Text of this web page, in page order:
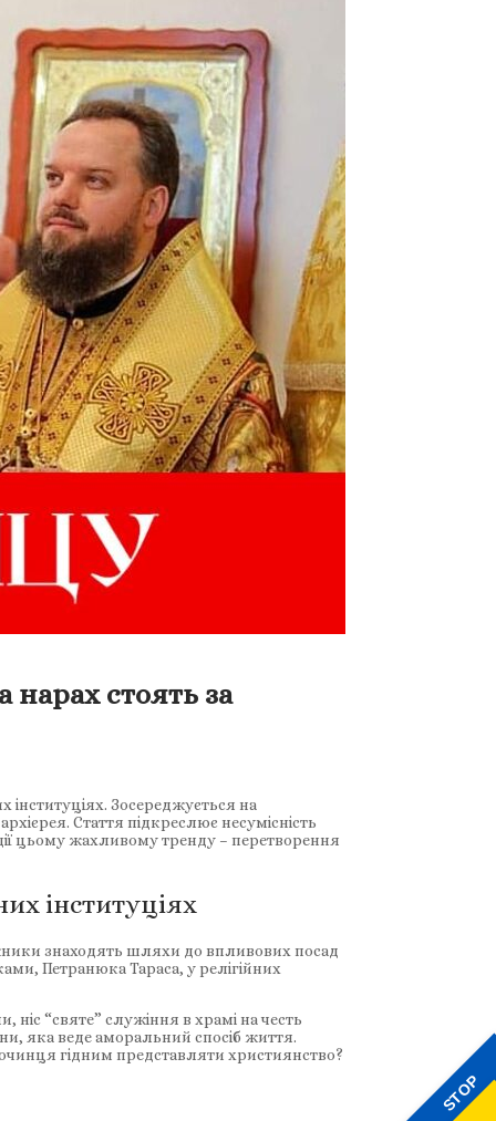
STOP
нарах стоять за
Зосереджується на
Стаття підкреслює несумісність
цьому жахливому тренду – перетворення
інституціях
знаходять шляхи до впливових посад
Петранюка Тараса, у релігійних
“святе” служіння в храмі на честь
яка веде аморальний спосіб життя.
гідним представляти християнство?